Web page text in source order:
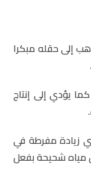
إلى حقله مبكرا
يؤدي إلى إنتاج
زيادة مفرطة في
مياه شحيحة بفعل